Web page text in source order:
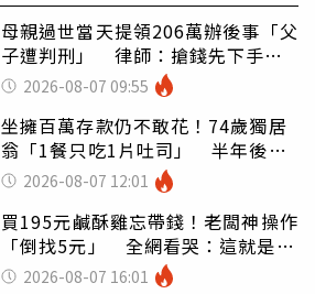
母親過世當天提領206萬辦後事「父
子遭判刑」 律師：搶錢先下手是
罪 2026-08-07 09:55
坐擁百萬存款仍不敢花！74歲獨居
翁「1餐只吃1片吐司」 半年後暴
瘦嚇壞女兒
2026-08-07 12:01
買195元鹹酥雞忘帶錢！老闆神操作
「倒找5元」 全網看哭：這就是台
灣 2026-08-07 16:01